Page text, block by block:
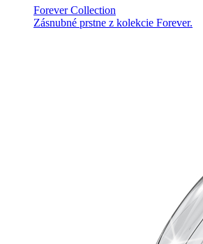
Forever Collection
Zásnubné prstne z kolekcie Forever.